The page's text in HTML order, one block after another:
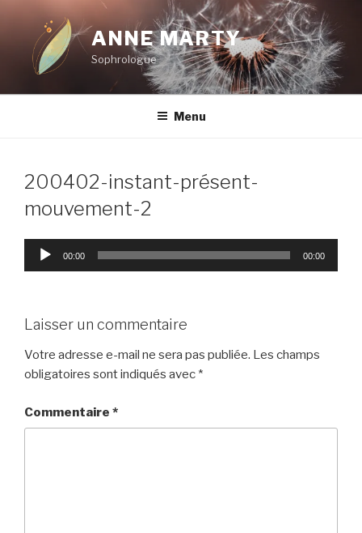
contenu
principal
ANNE MARTY
Sophrologue
Menu
200402-instant-présent-
mouvement-2
Lecteur
00:00 00:00
Laisser un commentaire
Votre adresse e-mail ne sera pas publiée. Les champs
obligatoires sont indiqués avec *
Commentaire *